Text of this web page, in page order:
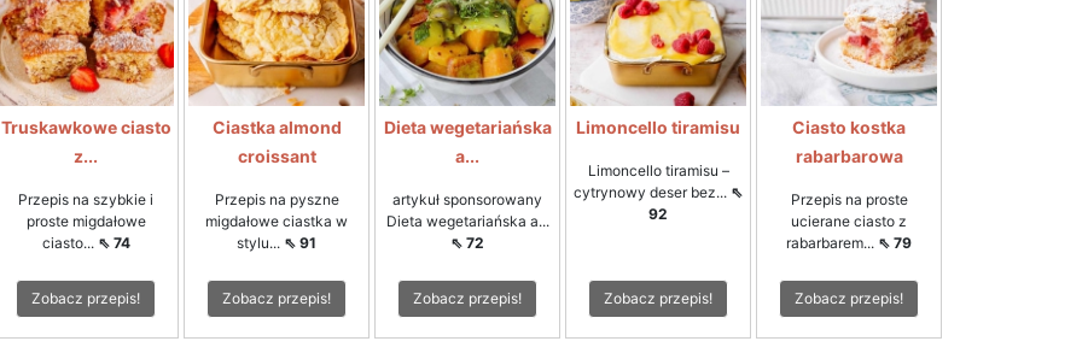
Truskawkowe ciasto
z...
Przepis na szybkie i
proste migdałowe
ciasto... ⇖ 74
Zobacz przepis!
Ciastka almond
croissant
Przepis na pyszne
migdałowe ciastka w
stylu... ⇖ 91
Zobacz przepis!
Dieta wegetariańska
a...
artykuł sponsorowany
Dieta wegetariańska a...
⇖ 72
Zobacz przepis!
Limoncello tiramisu
Limoncello tiramisu –
cytrynowy deser bez... ⇖
92
Zobacz przepis!
Ciasto kostka
rabarbarowa
Przepis na proste
ucierane ciasto z
rabarbarem... ⇖ 79
Zobacz przepis!